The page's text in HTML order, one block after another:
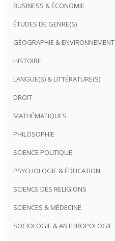
BUSINESS & ÉCONOMIE
ÉTUDES DE GENRE(S)
GÉOGRAPHIE & ENVIRONNEMENT
HISTOIRE
LANGUE(S) & LITTÉRATURE(S)
DROIT
MATHÉMATIQUES
PHILOSOPHIE
SCIENCE POLITIQUE
PSYCHOLOGIE & ÉDUCATION
SCIENCE DES RELIGIONS
SCIENCES & MÉDECINE
SOCIOLOGIE & ANTHROPOLOGIE